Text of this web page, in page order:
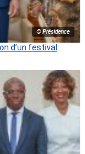
© Présidence
d’un festival